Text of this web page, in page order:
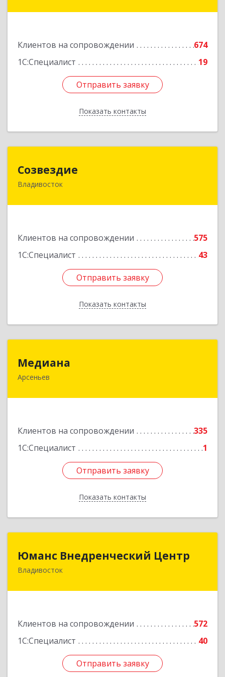
Клиентов на сопровождении
674
1С:Специалист
19
Отправить заявку
Показать контакты
Отправить заявку
Назад
Созвездие
Владивосток
Клиентов на сопровождении
575
1С:Специалист
43
Отправить заявку
Показать контакты
690069, Приморский край, Владивосток г,
Отправить заявку
Назад
Медиана
Арсеньев
Клиентов на сопровождении
335
1С:Специалист
1
Отправить заявку
Показать контакты
Отправить заявку
Назад
Юманс Внедренческий Центр
Владивосток
Клиентов на сопровождении
572
1С:Специалист
40
Отправить заявку
Юманс Внедренческий Центр
690014, Приморский край, Владивосток г,
Отправить заявку